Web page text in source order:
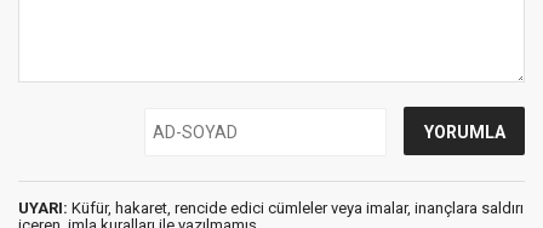
UYARI: Küfür, hakaret, rencide edici cümleler veya imalar, inançlara saldırı